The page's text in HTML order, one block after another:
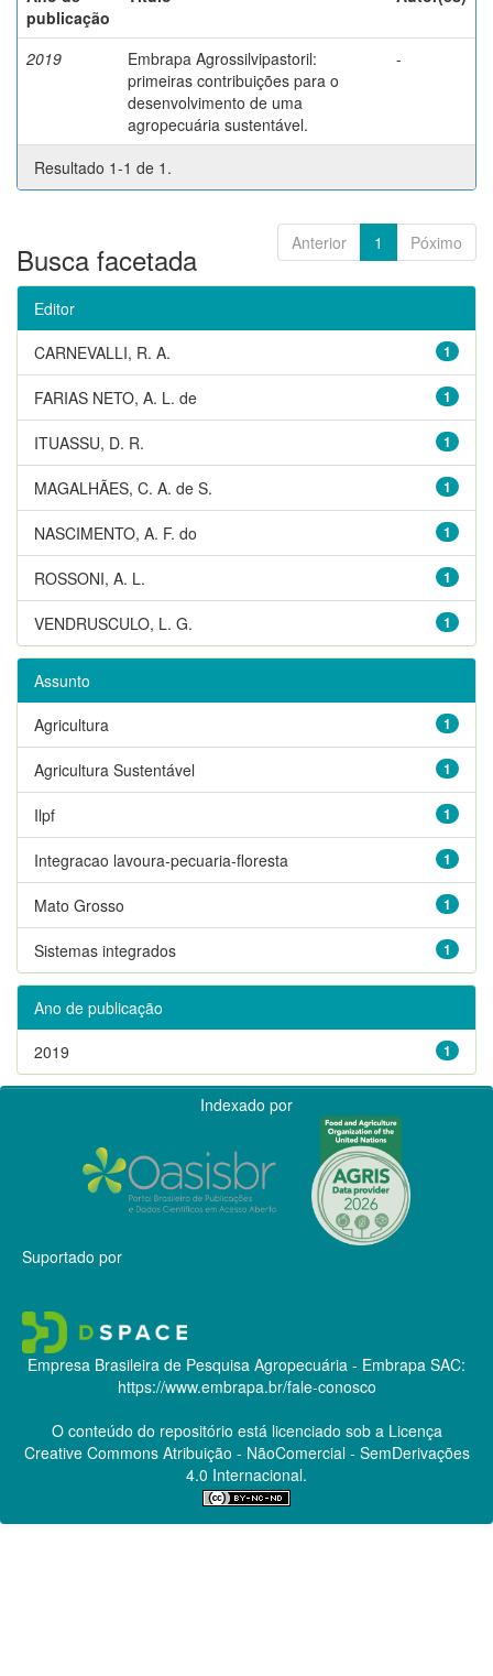
publicação
2019
Embrapa Agrossilvipastoril:
primeiras contribuições para o
desenvolvimento de uma
agropecuária sustentável.
-
Resultado 1-1 de 1.
Anterior 1 Póximo
Busca facetada
Editor
1
CARNEVALLI, R. A.
1
FARIAS NETO, A. L. de
1
ITUASSU, D. R.
1
MAGALHÃES, C. A. de S.
1
NASCIMENTO, A. F. do
1
ROSSONI, A. L.
1
VENDRUSCULO, L. G.
Assunto
1
Agricultura
1
Agricultura Sustentável
1
Ilpf
1
Integracao lavoura-pecuaria-floresta
1
Mato Grosso
1
Sistemas integrados
Ano de publicação
1
2019
Indexado por
Suportado por
Empresa Brasileira de Pesquisa Agropecuária - Embrapa SAC:
https://www.embrapa.br/fale-conosco
O conteúdo do repositório está licenciado sob a Licença
Creative CommonsAtribuição - NãoComercial - SemDerivações
4.0 Internacional.